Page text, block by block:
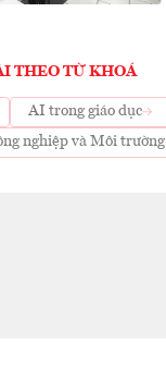
THEO TỪ KHOÁ
AI trong giáo dục
nghiệp và Môi trường